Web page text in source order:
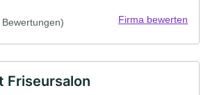
Bewertungen) Firma bewerten
Friseursalon